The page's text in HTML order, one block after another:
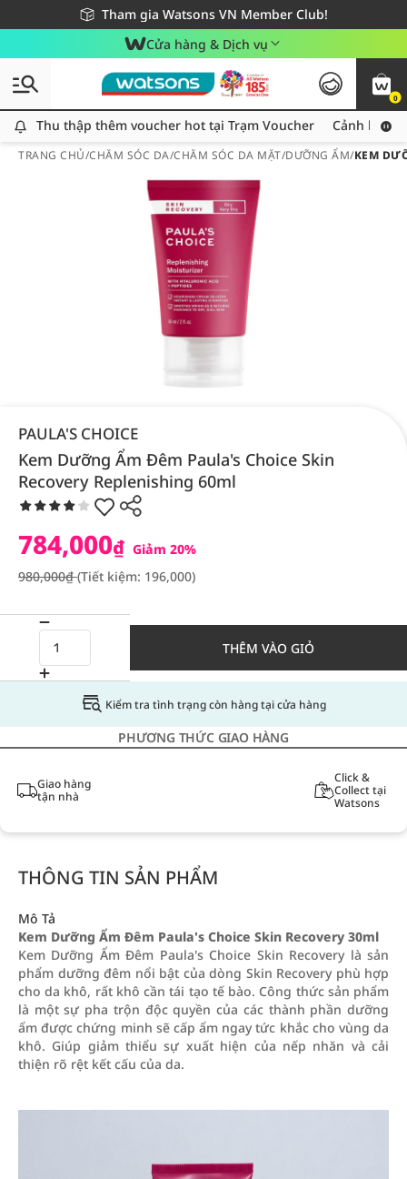
Tham gia Watsons VN Member Club!
Miễn phí giao hàng cho đơn hàng từ 249,000Đ
Giao hàng nhanh 24h - Áp dụng khu vực TP. Hồ Chí Minh
Cửa hàng & Dịch vụ
0
Thu thập thêm voucher hot tại Trạm Voucher
Thu thập thêm voucher hot tại Trạm Voucher Cảnh báo
TRANG CHỦ/CHĂM SÓC DA/CHĂM SÓC DA MẶT/DƯỠNG ẨM/KEM
PAULA'S CHOICE
Kem Dưỡng Ẩm Đêm Paula's Choice Skin
Recovery Replenishing 60ml
784,000₫ Giảm 20%
980,000₫(Tiết kiệm: 196,000)
THÊM VÀO GIỎ
Kiểm tra tình trạng còn hàng tại cửa hàng
PHƯƠNG THỨC GIAO HÀNG
Giao hàng
tận nhà
Click &
Collect tại
Watsons
THÔNG TIN SẢN PHẨM
Mô Tả
Kem Dưỡng Ẩm Đêm Paula's Choice Skin Recovery 30ml
Kem Dưỡng Ẩm Đêm Paula's Choice Skin Recovery là sản
phẩm dưỡng đêm nổi bật của dòng Skin Recovery phù hợp
cho da khô, rất khô cần tái tạo tế bào. Công thức sản phẩm
là một sự pha trộn độc quyền của các thành phần dưỡng
ẩm được chứng minh sẽ cấp ẩm ngay tức khắc cho vùng da
khô. Giúp giảm thiểu sự xuất hiện của nếp nhăn và cải
thiện rõ rệt kết cấu của da.